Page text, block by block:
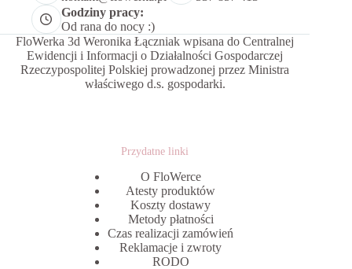
Godziny pracy:
Od rana do nocy :)
FloWerka 3d Weronika Łączniak wpisana do Centralnej
Ewidencji i Informacji o Działalności Gospodarczej
Rzeczypospolitej Polskiej prowadzonej przez Ministra
właściwego d.s. gospodarki.
Przydatne linki
O FloWerce
Atesty produktów
Koszty dostawy
Metody płatności
Czas realizacji zamówień
Reklamacje i zwroty
RODO